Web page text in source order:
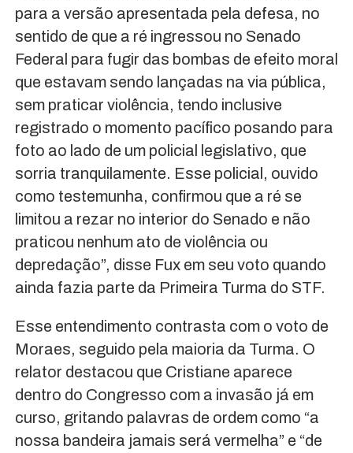
para a versão apresentada pela defesa, no
sentido de que a ré ingressou no Senado
Federal para fugir das bombas de efeito moral
que estavam sendo lançadas na via pública,
sem praticar violência, tendo inclusive
registrado o momento pacífico posando para
foto ao lado de um policial legislativo, que
sorria tranquilamente. Esse policial, ouvido
como testemunha, confirmou que a ré se
limitou a rezar no interior do Senado e não
praticou nenhum ato de violência ou
depredação”, disse Fux em seu voto quando
ainda fazia parte da Primeira Turma do STF.
Esse entendimento contrasta com o voto de
Moraes, seguido pela maioria da Turma. O
relator destacou que Cristiane aparece
dentro do Congresso com a invasão já em
curso, gritando palavras de ordem como “a
nossa bandeira jamais será vermelha” e “de